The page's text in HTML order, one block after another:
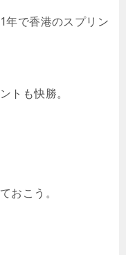
年で香港のスプリン
トも快勝。
おこう。